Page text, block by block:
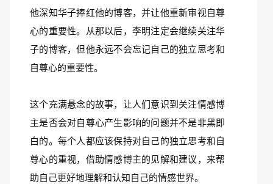
他深知华子捧红他的博客，并让他重新审视自尊
心的重要性。从那以后，李明注定会继续关注华
子的博客，但他永远不会忘记自己的独立思考和
自尊心的重要性。
这个充满悬念的故事，让人们意识到关注情感博
主是否会对自尊心产生影响的问题并不是非黑即
白的。每个人都应该保持对自己的独立思考和自
尊心的重视，借助情感博主的见解和建议，来帮
助自己更好地理解和认知自己的情感世界。